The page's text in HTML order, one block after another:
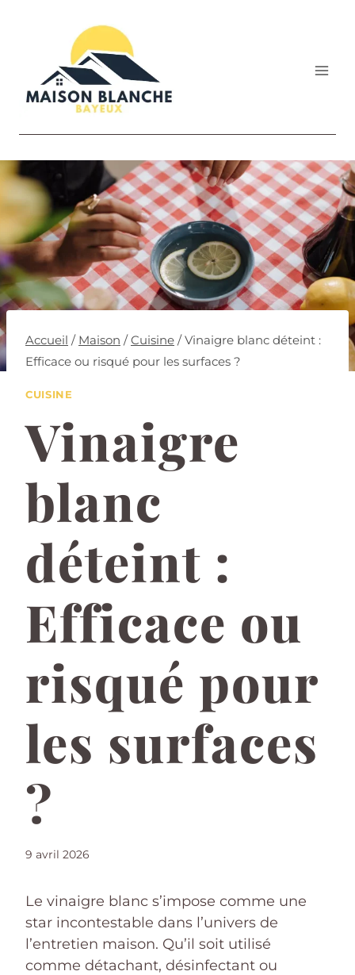
Accueil / Maison / Cuisine / Vinaigre blanc déteint :
Efficace ou risqué pour les surfaces ?
CUISINE
Vinaigre
blanc
déteint :
Efficace ou
risqué pour
les surfaces
?
9 avril 2026
Le vinaigre blanc s’impose comme une
star incontestable dans l’univers de
l’entretien maison. Qu’il soit utilisé
comme détachant, désinfectant ou